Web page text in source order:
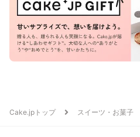
Cake.jpトップ スイーツ・お菓子